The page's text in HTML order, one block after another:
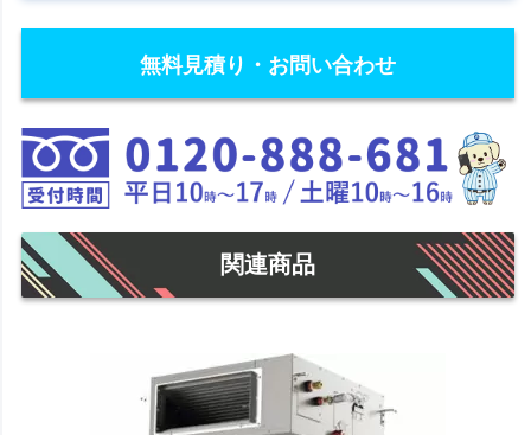
無料見積り・お問い合わせ
関連商品